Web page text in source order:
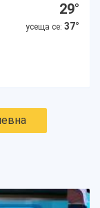
29°
усеща се: 37°